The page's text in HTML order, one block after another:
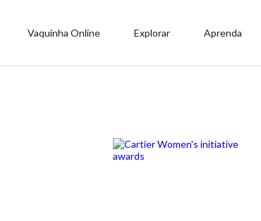
Vaquinha Online Explorar Aprenda